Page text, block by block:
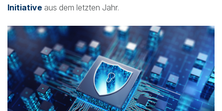
Initiative aus dem letzten Jahr.